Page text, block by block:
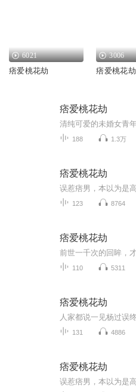
6021
痞爱桃花劫
3006
痞爱桃花劫
痞爱桃花劫
188 1.3万
痞爱桃花劫
123 8764
痞爱桃花劫
110 5311
痞爱桃花劫
131 4886
痞爱桃花劫